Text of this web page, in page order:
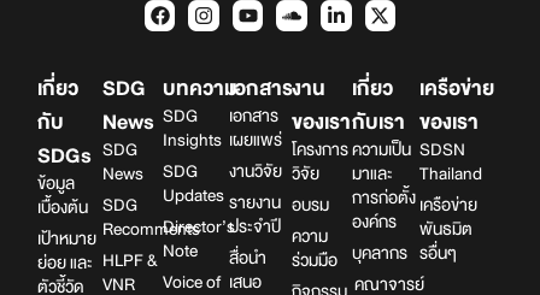
เกี่ยว
กับ
SDGs
ข้อมูล
เบื้องต้น
เป้าหมาย
ย่อย และ
ตัวชี้วัด
SDG
News
SDG
News
SDG
Recomments
HLPF &
VNR
บทความ
SDG
Insights
SDG
Updates
Director’s
Note
Voice of
เอกสาร
เอกสาร
เผยแพร่
งานวิจัย
รายงาน
ประจำปี
สื่อนำ
เสนอ
งาน
ของเรา
โครงการ
วิจัย
อบรม
ความ
ร่วมมือ
เกี่ยว
กับเรา
ความเป็น
มาและ
การก่อตั้ง
องค์กร
บุคลากร
คณาจารย์
เครือข่าย
ของเรา
SDSN
Thailand
เครือข่าย
พันธมิต
รอื่นๆ